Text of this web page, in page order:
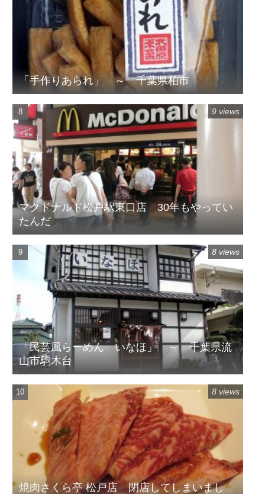
「手作りあられ」 ～ 千葉県柏市
マクドナルド松戸駅東口店 30年もやってい
たんだ
9 views
「民芸風らーめん いなほ」 ～ 千葉県流
山市駒木台
8 views
焼肉さくら亭 松戸店 閉店してしまいまし
8 views